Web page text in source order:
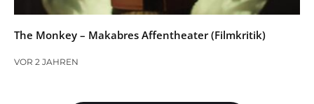
The Monkey – Makabres Affentheater (Filmkritik)
VOR 2 JAHREN